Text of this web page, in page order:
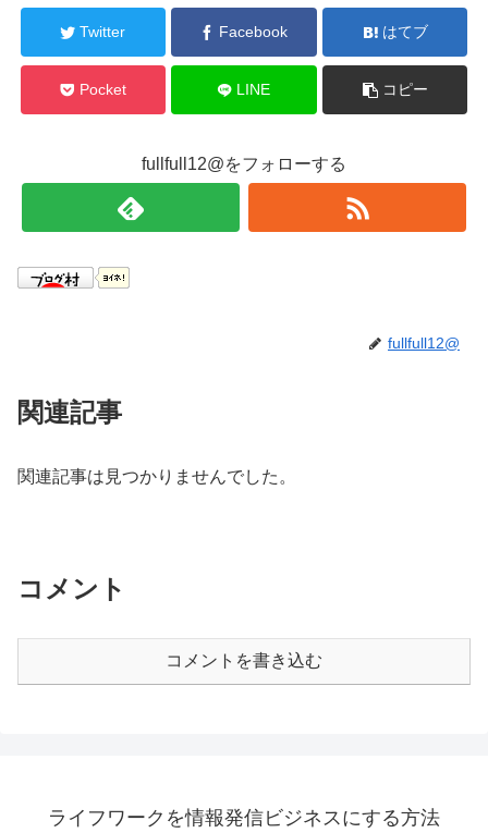
Twitter Facebook はてブ
Pocket LINE コピー
fullfull12@をフォローする
fullfull12@
関連記事
関連記事は見つかりませんでした。
コメント
コメントを書き込む
ライフワークを情報発信ビジネスにする方法